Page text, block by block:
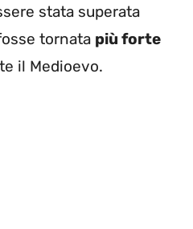
stata superata
tornata più forte
il Medioevo.